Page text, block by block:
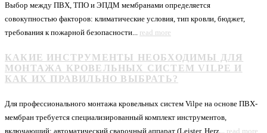
Выбор между ПВХ, ТПО и ЭПДМ мембранами определяется
совокупностью факторов: климатические условия, тип кровли, бюджет,
требования к пожарной безопасности... read more
КАКИЕ ИНСТРУМЕНТЫ НЕОБХОДИМЫ ДЛЯ
МОНТАЖА КРОВЕЛЬНЫХ СИСТЕМ VILPE И
КАК ИХ ПРАВИЛЬНО ВЫБРАТЬ?
Для профессионального монтажа кровельных систем Vilpe на основе ПВХ-
мембран требуется специализированный комплект инструментов,
включающий: автоматический сварочный аппарат (Leister, Herz... read more